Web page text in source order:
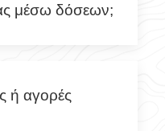
μέσω δόσεων;
ή αγορές